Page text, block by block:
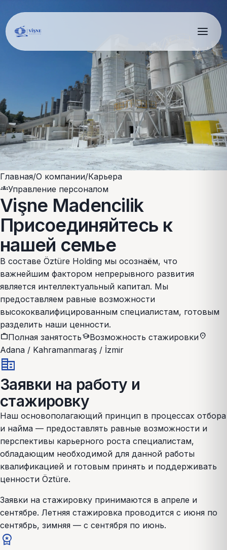
Главная/О компании/Карьера
groupsУправление персоналом
Vişne Madencilik
Присоединяйтесь к
нашей семье
В составе Öztüre Holding мы осознаём, что
важнейшим фактором непрерывного развития
является интеллектуальный капитал. Мы
предоставляем равные возможности
высококвалифицированным специалистам, готовым
разделить наши ценности.
workПолная занятостьschoolВозможность стажировкиlocation_on
Adana / Kahramanmaraş / İzmir
corporate_fare
Заявки на работу и
стажировку
Наш основополагающий принцип в процессах отбора
и найма — предоставлять равные возможности и
перспективы карьерного роста специалистам,
обладающим необходимой для данной работы
квалификацией и готовым принять и поддерживать
ценности Öztüre.
Заявки на стажировку принимаются в апреле и
сентябре. Летняя стажировка проводится с июня по
сентябрь, зимняя — с сентября по июнь.
workspace_premium